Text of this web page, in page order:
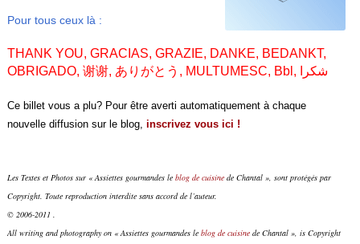
Pour tous ceux là :
THANK YOU, GRACIAS, GRAZIE, DANKE, BEDANKT,
OBRIGADO, 谢谢, ありがとう, MULTUMESC, Bbl,
شكرا
Ce billet vous a plu? Pour être averti automatiquement à chaque
nouvelle diffusion sur le blog, inscrivez vous ici !
Les Textes et Photos sur « Assiettes gourmandes le blog de cuisinede Chantal », sont protégés par
Copyright. Toute reproduction interdite sans accord de l’auteur.
© 2006-2011 .
All writing and photography on « Assiettes gourmandes le blog de cuisinede Chantal », is Copyright